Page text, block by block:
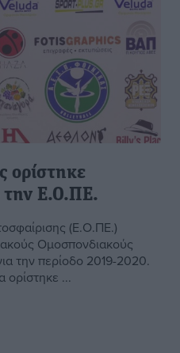
ορίστηκε
την Ε.Ο.ΠΕ.
(Ε.Ο.ΠΕ.)
Ομοσπονδιακούς
την περίοδο 2019-2020.
...